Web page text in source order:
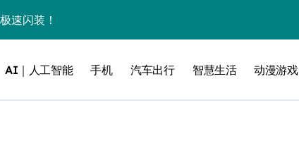
速闪装！
利好连夜引爆
迪——中国车企该醒醒了
AI｜人工智能 手机 汽车出行 智慧生活 动漫游戏